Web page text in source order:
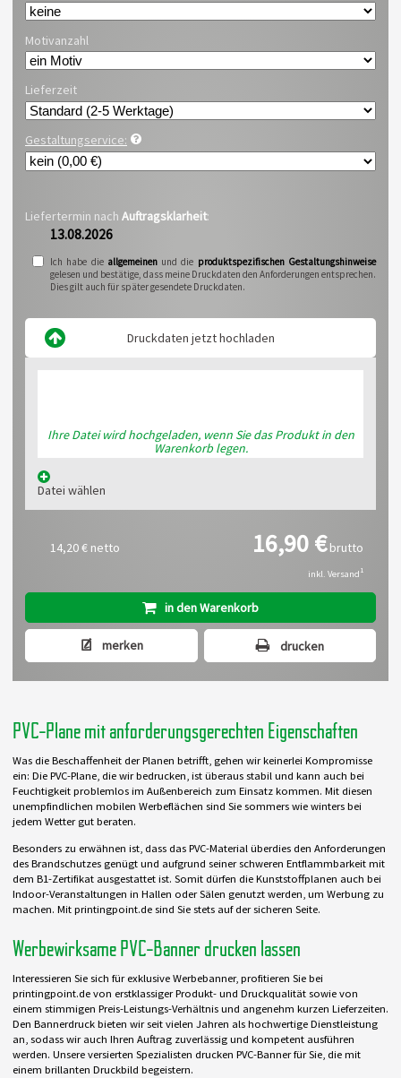
Motivanzahl
Lieferzeit
Gestaltungservice:
Liefertermin nach Auftragsklarheit:
13.08.2026
Ich habe die allgemeinenund die produktspezifischen Gestaltungshinweise
gelesen und bestätige, dass meine Druckdaten den Anforderungen entsprechen.
Dies gilt auch für später gesendete Druckdaten.
Druckdaten jetzt hochladen
Ihre Datei wird hochgeladen, wenn Sie das Produkt in den
Warenkorb legen.
Datei wählen
14,20 € netto 16,90 €brutto
inkl. Versand1
in den Warenkorb
merken drucken
PVC-Plane mit anforderungsgerechten Eigenschaften
Was die Beschaffenheit der Planen betrifft, gehen wir keinerlei Kompromisse
ein: Die PVC-Plane, die wir bedrucken, ist überaus stabil und kann auch bei
Feuchtigkeit problemlos im Außenbereich zum Einsatz kommen. Mit diesen
unempfindlichen mobilen Werbeflächen sind Sie sommers wie winters bei
jedem Wetter gut beraten.
Besonders zu erwähnen ist, dass das PVC-Material überdies den Anforderungen
des Brandschutzes genügt und aufgrund seiner schweren Entflammbarkeit mit
dem B1-Zertifikat ausgestattet ist. Somit dürfen die Kunststoffplanen auch bei
Indoor-Veranstaltungen in Hallen oder Sälen genutzt werden, um Werbung zu
machen. Mit printingpoint.de sind Sie stets auf der sicheren Seite.
Werbewirksame PVC-Banner drucken lassen
Interessieren Sie sich für exklusive Werbebanner, profitieren Sie bei
printingpoint.de von erstklassiger Produkt- und Druckqualität sowie von
einem stimmigen Preis-Leistungs-Verhältnis und angenehm kurzen Lieferzeiten.
Den Bannerdruck bieten wir seit vielen Jahren als hochwertige Dienstleistung
an, sodass wir auch Ihren Auftrag zuverlässig und kompetent ausführen
werden. Unsere versierten Spezialisten drucken PVC-Banner für Sie, die mit
einem brillanten Druckbild begeistern.